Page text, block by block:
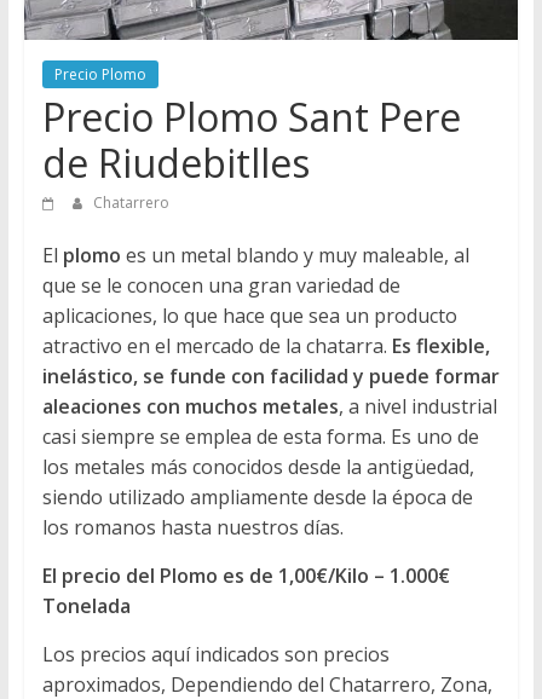
para
Chatarra
Precio Plomo
Precio Plomo Sant Pere
de Riudebitlles
Chatarrero
El plomo es un metal blando y muy maleable, al
que se le conocen una gran variedad de
aplicaciones, lo que hace que sea un producto
atractivo en el mercado de la chatarra. Es flexible,
inelástico, se funde con facilidad y puede formar
aleaciones con muchos metales, a nivel industrial
casi siempre se emplea de esta forma. Es uno de
los metales más conocidos desde la antigüedad,
siendo utilizado ampliamente desde la época de
los romanos hasta nuestros días.
El precio del Plomo es de 1,00€/Kilo – 1.000€
Tonelada
Los precios aquí indicados son precios
aproximados, Dependiendo del Chatarrero, Zona,